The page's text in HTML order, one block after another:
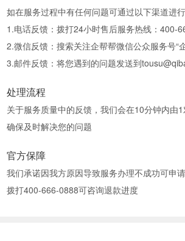
如在服务过程中有任何问题可通过以下渠道进
1.电话反馈：拨打24小时售后服务热线：400-
2.微信反馈：搜索关注企帮帮微信公众服务号“
3.邮件反馈：将您遇到的问题发送到
处理流程
关于服务质量中的反馈，我们会在10分钟内由
确保及时解决您的问题
官方保障
我们承诺因我方原因导致服务办理不成功可申
拨打400-666-0888可咨询退款进度